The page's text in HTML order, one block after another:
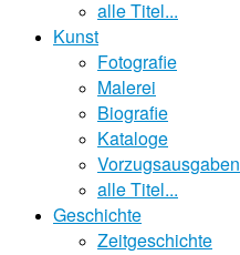
alle Titel...
Kunst
Fotografie
Malerei
Biografie
Kataloge
Vorzugsausgaben
alle Titel...
Geschichte
Zeitgeschichte